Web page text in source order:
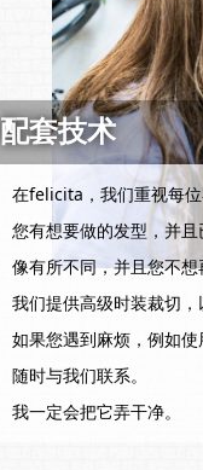
配套技术
在felicita，我们重视每
您有想要做的发型，并
像有所不同，并且您不
我们提供高级时装裁切，
如果您遇到麻烦，例如
随时与我们联系。
我一定会把它弄干净。